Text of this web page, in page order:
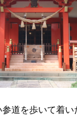
道を歩いて着